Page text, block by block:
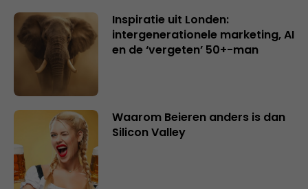
Inspiratie uit Londen:
intergenerationele marketing, AI
en de ‘vergeten’ 50+-man
Waarom Beieren anders is dan
Silicon Valley